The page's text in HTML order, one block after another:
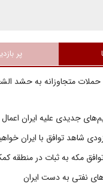
پر
متجاوزانه به حشد
جدیدی علیه ایران
شاهد توافق با ایران
مکه به ثبات در منطقه